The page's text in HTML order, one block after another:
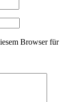
Browser für